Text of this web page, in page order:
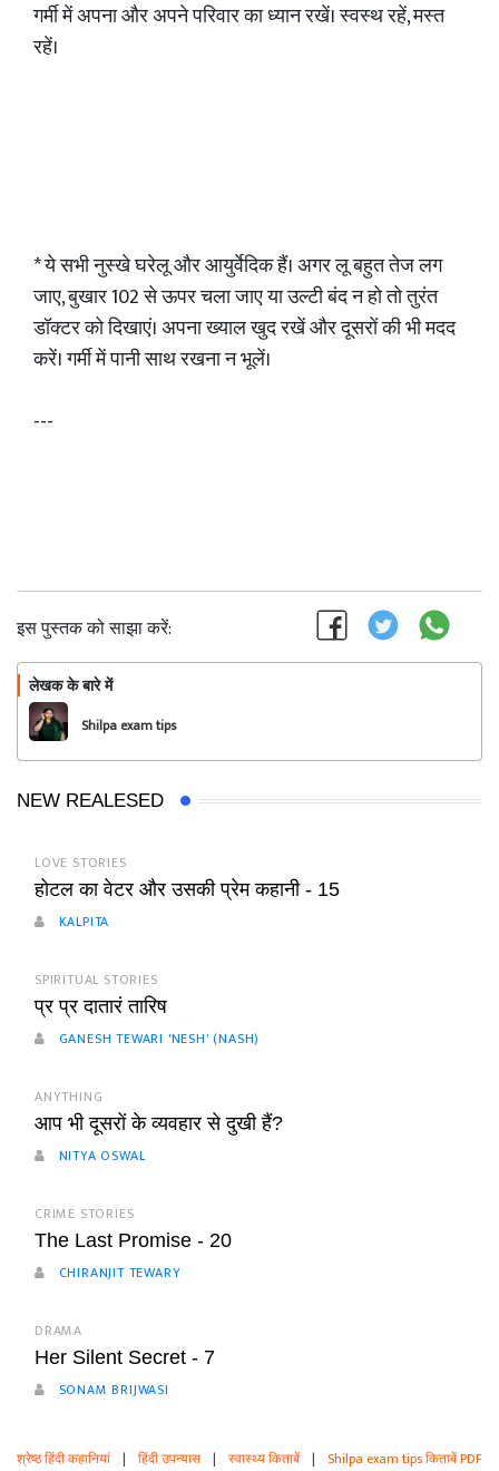
गर्मी में अपना और अपने परिवार का ध्यान रखें। स्वस्थ रहें, मस्त
रहें।
* ये सभी नुस्खे घरेलू और आयुर्वेदिक हैं। अगर लू बहुत तेज लग
जाए, बुखार 102 से ऊपर चला जाए या उल्टी बंद न हो तो तुरंत
डॉक्टर को दिखाएं। अपना ख्याल खुद रखें और दूसरों की भी मदद
करें। गर्मी में पानी साथ रखना न भूलें।
---
इस पुस्तक को साझा करें:
लेखक के बारे में
Shilpa exam tips
NEW REALESED
LOVE STORIES
होटल का वेटर और उसकी प्रेम कहानी - 15
KALPITA
SPIRITUAL STORIES
प्र प्र दातारं तारिष
GANESH TEWARI 'NESH' (NASH)
ANYTHING
आप भी दूसरों के व्यवहार से दुखी हैं?
NITYA OSWAL
CRIME STORIES
The Last Promise - 20
CHIRANJIT TEWARY
DRAMA
Her Silent Secret - 7
SONAM BRIJWASI
श्रेष्ठ हिंदी कहानियां | हिंदी उपन्यास | स्वास्थ्य किताबें | Shilpa exam tips किताबें PDF